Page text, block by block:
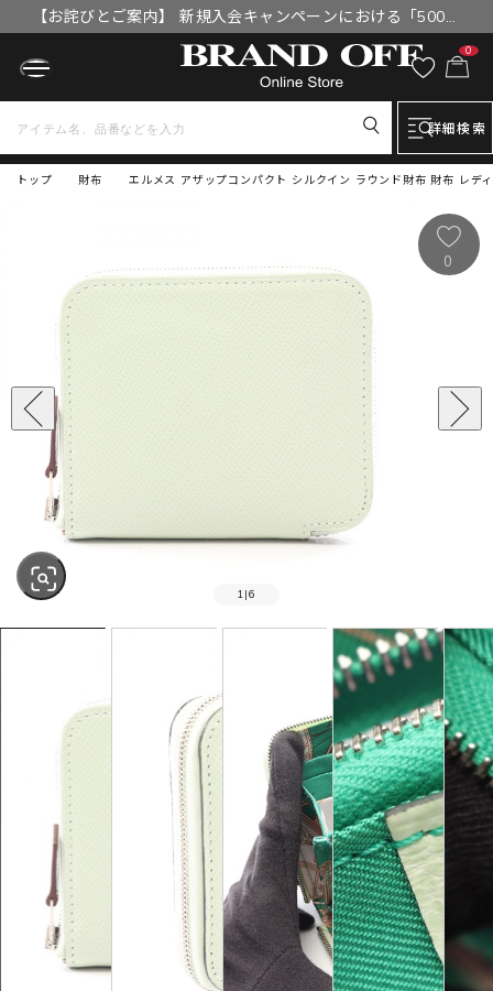
【お詫びとご案内】 新規入会キャンペーンにおける「500円
OFFクーポン」付与漏れと補填について
0
詳細検索
トップ エルメス アザップコンパクト シルクイン ラウンド財布 財布 レデ
財布
1 |6
0